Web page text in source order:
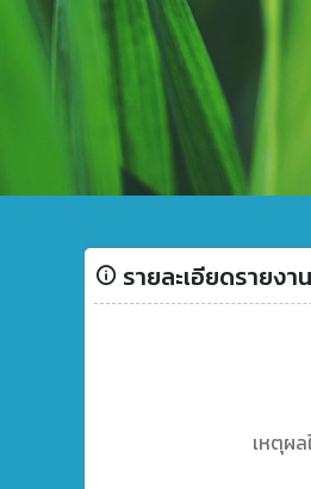
รายละเอียดรายงาน
เหตุผล